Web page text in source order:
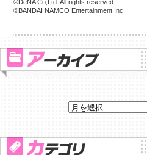
©DeNA Co,Ltd. All rights reserved.
©BANDAI NAMCO Entertainment Inc.